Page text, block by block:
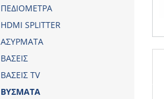
ΠΕΔΙΟΜΕΤΡΑ
HDMI SPLITTER
ΑΣΥΡΜΑΤΑ
ΒΑΣΕΙΣ
ΒΑΣΕΙΣ TV
ΒΥΣΜΑΤΑ